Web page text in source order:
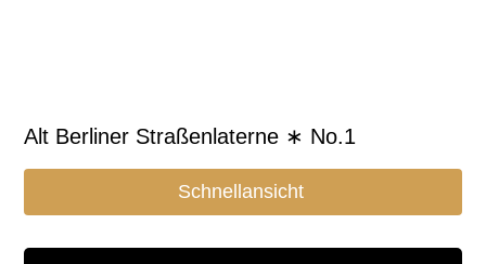
Alt Berliner Straßenlaterne ∗ No.1
Schnellansicht